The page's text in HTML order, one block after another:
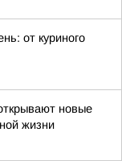
от куриного
новые
жизни